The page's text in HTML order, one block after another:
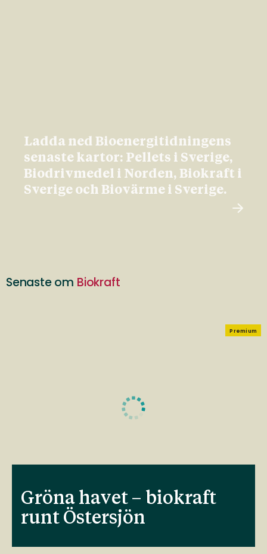
Ladda ned Bioenergitidningens
senaste kartor: Pellets i Sverige,
Biodrivmedel i Norden, Biokraft i
Sverige och Biovärme i Sverige.
Senaste om Biokraft
Premium
Gröna havet – biokraft
runt Östersjön